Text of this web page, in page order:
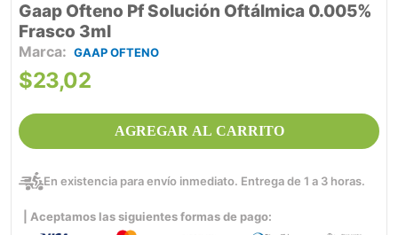
Gaap Ofteno Pf Solución Oftálmica 0.005%
Frasco 3ml
GAAP OFTENO
$23,02
AGREGAR AL CARRITO
En existencia para envío inmediato. Entrega de 1 a 3 horas.
| Aceptamos las siguientes formas de pago: